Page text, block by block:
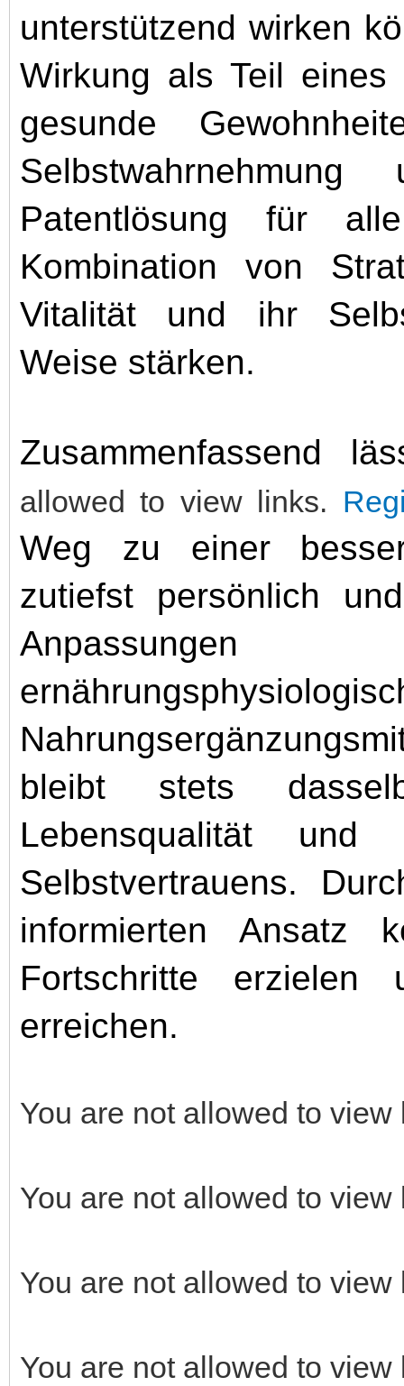
unterstützend wirken
Wirkung als Teil eines
gesunde
Patentlösung für
Kombination von
Vitalität und ihr
Weise stärken.
Zusammenfassend
allowed to view links.
Weg zu einer
zutiefst persönlich
bleibt stets
Lebensqualität und
Selbstvertrauens.
informierten Ansatz
Fortschritte erzielen
erreichen.
You are not allowed to
You are not allowed to
You are not allowed to
You are not allowed to